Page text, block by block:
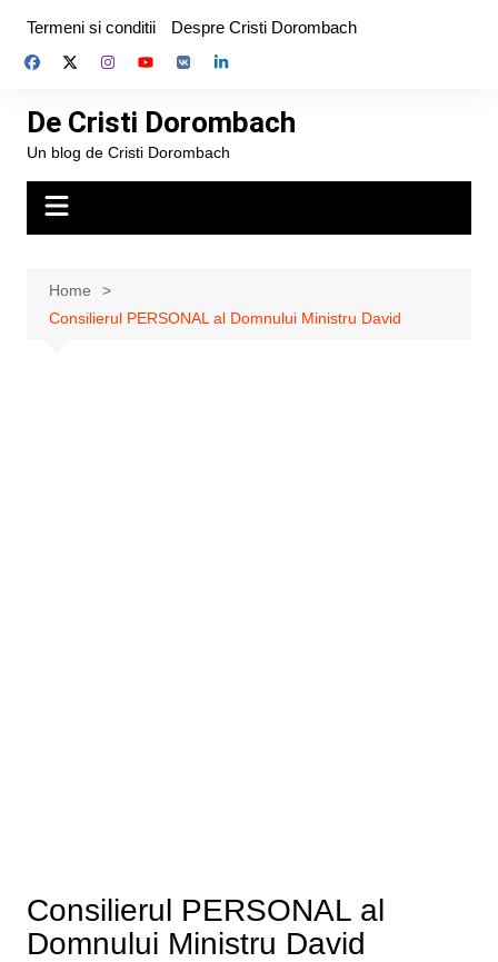
content
Termeni si conditii Despre Cristi Dorombach
De Cristi Dorombach
Un blog de Cristi Dorombach
Home
Consilierul PERSONAL al Domnului Ministru David
Consilierul PERSONAL al
Domnului Ministru David